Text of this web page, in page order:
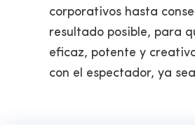
corporativos hasta
resultado posible, para
eficaz, potente y
con el espectador, ya